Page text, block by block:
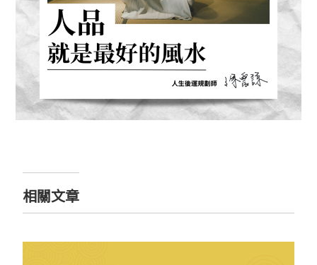
相關文章